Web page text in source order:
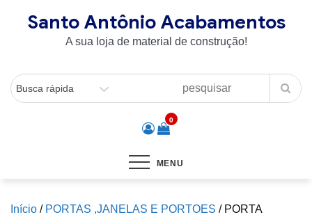
Santo Antônio Acabamentos
A sua loja de material de construção!
0
MENU
Início / PORTAS ,JANELAS E PORTOES / PORTA